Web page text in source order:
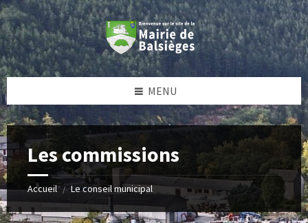
MENU
Les commissions
Accueil / Le conseil municipal